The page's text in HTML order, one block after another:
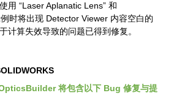
用 “Laser Aplanatic Lens” 和
时将出现 Detector Viewer 内容空白的
计算失效导致的问题已得到修复。
将包含以下 Bug 修复与提